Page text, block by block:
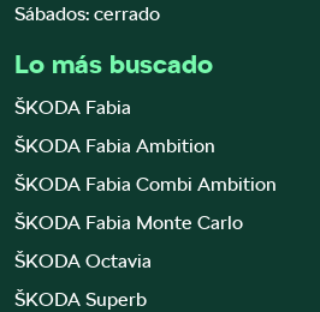
Sábados: cerrado
Lo más buscado
ŠKODA Fabia
ŠKODA Fabia Ambition
ŠKODA Fabia Combi Ambition
ŠKODA Fabia Monte Carlo
ŠKODA Octavia
ŠKODA Superb